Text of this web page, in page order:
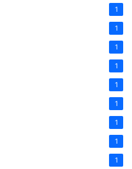
1
1
1
1
1
1
1
1
1